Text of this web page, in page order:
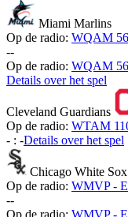
Miami Marlins
Op de radio: WQAM
--
Op de radio: WQAM
Details over het spel
Cleveland Guardians
Op de radio: WTAM
- : -Details over het spel
Chicago White Sox
Op de radio: WMVP -
--